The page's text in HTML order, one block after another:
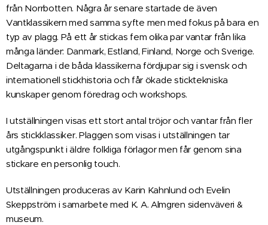
från Norrbotten. Några år senare startade de även
Vantklassikern med samma syfte men med fokus på bara en
typ av plagg. På ett år stickas fem olika par vantar från lika
många länder: Danmark, Estland, Finland, Norge och Sverige.
Deltagarna i de båda klassikerna fördjupar sig i svensk och
internationell stickhistoria och får ökade sticktekniska
kunskaper genom föredrag och workshops.
I utställningen visas ett stort antal tröjor och vantar från fler
års stickklassiker. Plaggen som visas i utställningen tar
utgångspunkt i äldre folkliga förlagor men får genom sina
stickare en personlig touch.
Utställningen produceras av Karin Kahnlund och Evelin
Skeppström i samarbete med K. A. Almgren sidenväveri &
museum.